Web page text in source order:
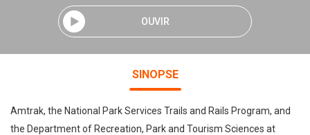
OUVIR
SINOPSE
Amtrak, the National Park Services Trails and Rails Program, and
the Department of Recreation, Park and Tourism Sciences at